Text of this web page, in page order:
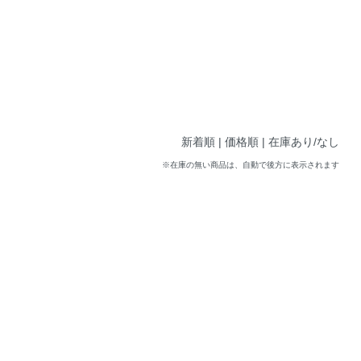
新着順 | 価格順 |在庫あり/なし
※在庫の無い商品は、自動で後方に表示されます